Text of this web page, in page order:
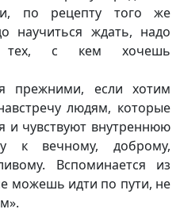
по рецепту того же
научиться ждать, надо
тех, с кем хочешь
прежними, если хотим
людям, которые
и чувствуют внутреннюю
к вечному, доброму,
Вспоминается из
можешь идти по пути, не